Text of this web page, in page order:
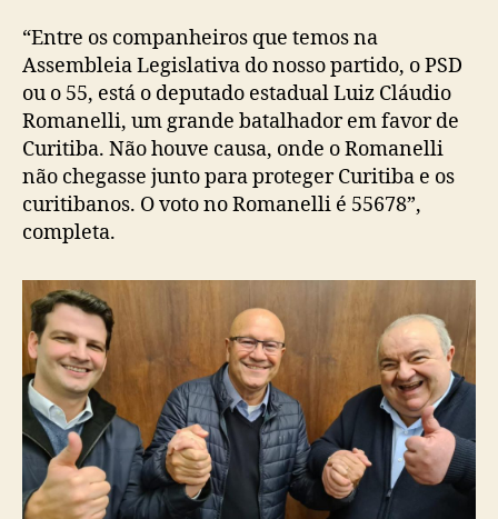
“Entre os companheiros que temos na
Assembleia Legislativa do nosso partido, o PSD
ou o 55, está o deputado estadual Luiz Cláudio
Romanelli, um grande batalhador em favor de
Curitiba. Não houve causa, onde o Romanelli
não chegasse junto para proteger Curitiba e os
curitibanos. O voto no Romanelli é 55678”,
completa.